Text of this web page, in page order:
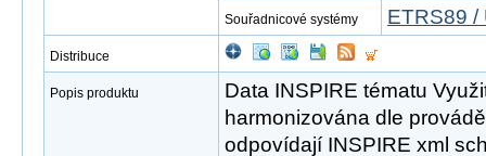
Souřadnicové systémy ETRS89 /
Distribuce
Popis produktu
Data INSPIRE tématu
harmonizována dle
odpovídají INSPIRE xml